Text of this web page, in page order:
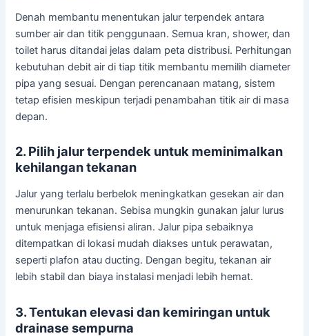
Denah membantu menentukan jalur terpendek antara
sumber air dan titik penggunaan. Semua kran, shower, dan
toilet harus ditandai jelas dalam peta distribusi. Perhitungan
kebutuhan debit air di tiap titik membantu memilih diameter
pipa yang sesuai. Dengan perencanaan matang, sistem
tetap efisien meskipun terjadi penambahan titik air di masa
depan.
2. Pilih jalur terpendek untuk meminimalkan
kehilangan tekanan
Jalur yang terlalu berbelok meningkatkan gesekan air dan
menurunkan tekanan. Sebisa mungkin gunakan jalur lurus
untuk menjaga efisiensi aliran. Jalur pipa sebaiknya
ditempatkan di lokasi mudah diakses untuk perawatan,
seperti plafon atau ducting. Dengan begitu, tekanan air
lebih stabil dan biaya instalasi menjadi lebih hemat.
3. Tentukan elevasi dan kemiringan untuk
drainase sempurna